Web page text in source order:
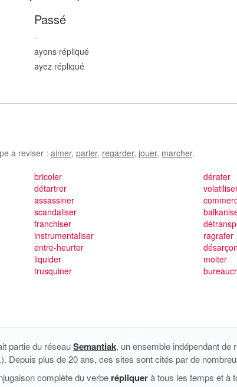
Passé
-
ayons répliqué
ayez répliqué
a reviser : aimer, parler, regarder, jouer, marcher.
bricoler
détartrer
assassiner
scandaliser
franchiser
instrumentaliser
entre-heurter
liquider
trusquiner
dérater
ragrafer
moiter
partie du réseauSemantiak, un ensemble indépendant
Depuis plus de 20 ans, ces sites sont cités par de
complète du verbe répliquerà tous les temps et à